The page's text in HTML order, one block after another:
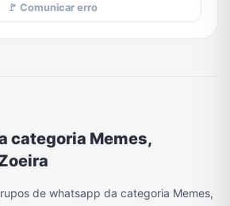
🚩 Comunicar erro
categoria Memes,
de whatsapp da categoria Memes,